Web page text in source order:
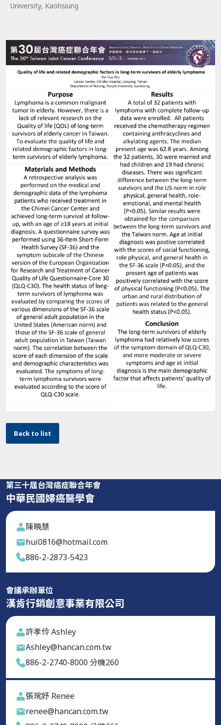
University, Kaohsiung
Back to list
第三十屆台灣癌症聯合年會
中華民國婦癌醫學會
陳曉慧
hui0816@hotmail.com
886-2-2873-5423
會議承辦單位
漢肯行銷創意事業有限公司
許孝伶 Ashley
Ashley@hancan.com.tw
886-2-2740-8000 分機260
張琬妤 Renee
renee@hancan.com.tw